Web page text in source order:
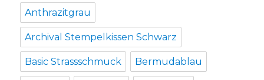
Anthrazitgrau
Archival Stempelkissen Schwarz
Basic Strassschmuck Bermudablau